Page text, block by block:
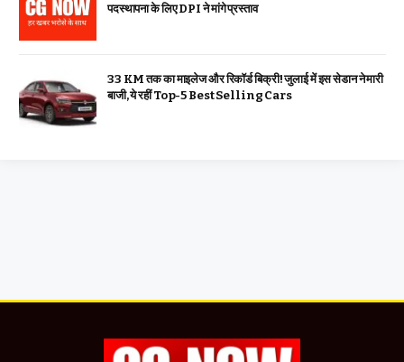
पदस्थापना के लिए DPI ने मांगे प्रस्ताव
33 KM तक का माइलेज और रिकॉर्ड बिक्री! जुलाई में इस सेडान ने मारी
बाजी, ये रहीं Top-5 Best Selling Cars